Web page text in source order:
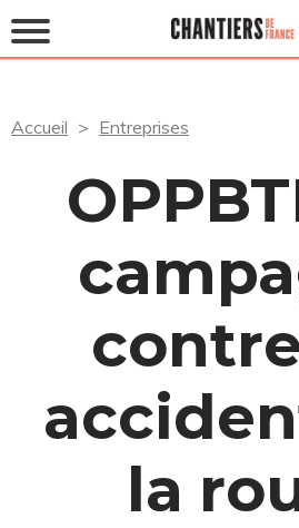
Accueil Entreprises
la